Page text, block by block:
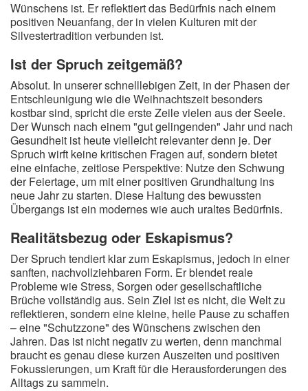
Wünschens ist. Er reflektiert das Bedürfnis nach einem
positiven Neuanfang, der in vielen Kulturen mit der
Silvestertradition verbunden ist.
Ist der Spruch zeitgemäß?
Absolut. In unserer schnelllebigen Zeit, in der Phasen der
Entschleunigung wie die Weihnachtszeit besonders
kostbar sind, spricht die erste Zeile vielen aus der Seele.
Der Wunsch nach einem "gut gelingenden" Jahr und nach
Gesundheit ist heute vielleicht relevanter denn je. Der
Spruch wirft keine kritischen Fragen auf, sondern bietet
eine einfache, zeitlose Perspektive: Nutze den Schwung
der Feiertage, um mit einer positiven Grundhaltung ins
neue Jahr zu starten. Diese Haltung des bewussten
Übergangs ist ein modernes wie auch uraltes Bedürfnis.
Realitätsbezug oder Eskapismus?
Der Spruch tendiert klar zum Eskapismus, jedoch in einer
sanften, nachvollziehbaren Form. Er blendet reale
Probleme wie Stress, Sorgen oder gesellschaftliche
Brüche vollständig aus. Sein Ziel ist es nicht, die Welt zu
reflektieren, sondern eine kleine, heile Pause zu schaffen
– eine "Schutzzone" des Wünschens zwischen den
Jahren. Das ist nicht negativ zu werten, denn manchmal
braucht es genau diese kurzen Auszeiten und positiven
Fokussierungen, um Kraft für die Herausforderungen des
Alltags zu sammeln.